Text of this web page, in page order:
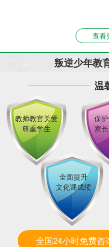
查看
叛逆少年教
温
教师教官关爱
尊重学生
保
家
全面提升
文化课成绩
全国24小时免费咨